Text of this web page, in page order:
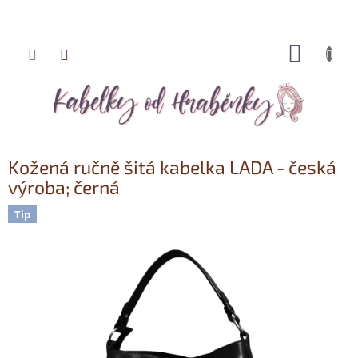
Přejít
Kožená ručně šitá kabelka LADA - česká
výroba; černá
Tip